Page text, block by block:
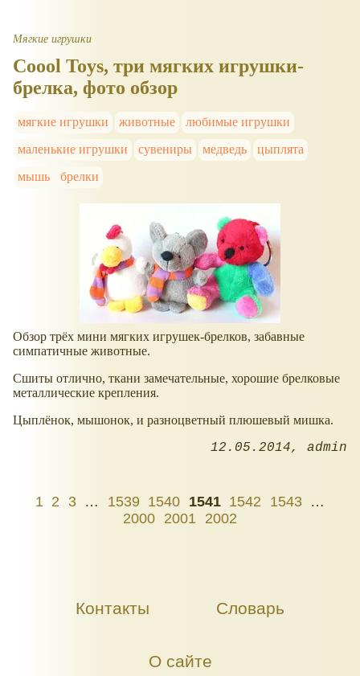
Мягкие игрушки
Coool Toys, три мягких игрушки-
брелка, фото обзор
мягкие игрушки животные
любимые игрушки
маленькие игрушки
сувениры медведь
цыплята
мышь
брелки
Обзор трёх мини мягких игрушек-брелков, забавные
симпатичные животные.
Сшиты отлично, ткани замечательные, хорошие брелковые
металлические крепления.
Цыплёнок, мышонок, и разноцветный плюшевый мишка.
12.05.2014 admin
1 2 3 … 1539 1540 1541 1542 1543
…
2000 2001 2002
Контакты Словарь
О сайте